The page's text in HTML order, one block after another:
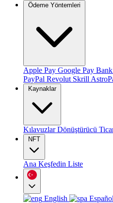
Ödeme Yöntemleri
Apple Pay Google Pay
PayPal Revolut Skrill
Kaynaklar
KılavuzlarDönüştürücü
NFT
Ana Keşfedin Liste
English Español